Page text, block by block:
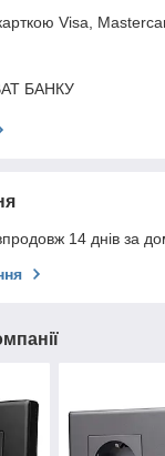
Visa,
БАНКУ
14 днів за